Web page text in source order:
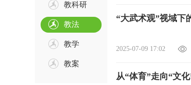
教科研
教法
教学
教案
“大武术观”视域下
2025-07-09 17:02
从“体育”走向“文